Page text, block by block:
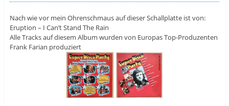
Nach wie vor mein Ohrenschmaus auf dieser Schallplatte ist von:
Eruption – I Can’t Stand The Rain
Alle Tracks auf diesem Album wurden von Europas Top-Produzenten
Frank Farian produziert